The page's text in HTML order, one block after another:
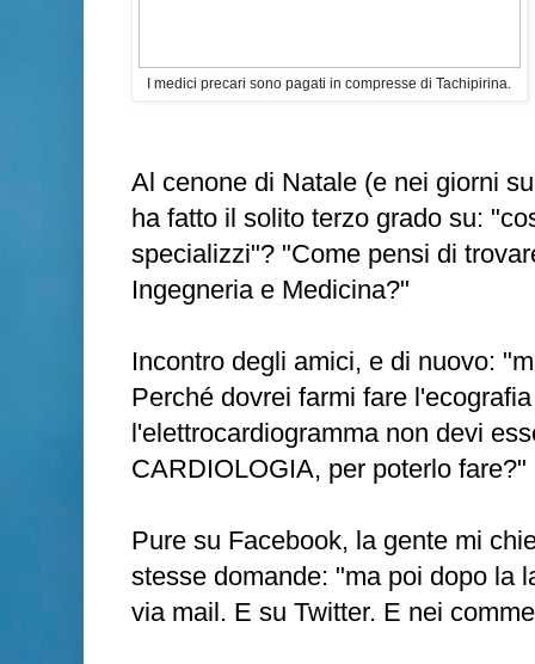
I medici precari sono pagati in compresse di Tachipirina.
Al cenone di Natale (e nei giorni
ha fatto il solito terzo grado su:
specializzi"? "Come pensi di
Ingegneria e Medicina?"
Incontro degli amici, e di nuovo:
Perché dovrei farmi fare
l'elettrocardiogramma non devi
CARDIOLOGIA, per poterlo fare?"
Pure su Facebook, la gente mi
stesse domande: "ma poi dopo la
via mail. E su Twitter. E nei